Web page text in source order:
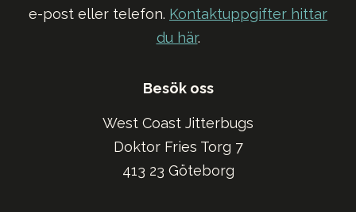
Besök oss
West Coast Jitterbugs
Doktor Fries Torg 7
413 23 Göteborg
e-post eller telefon. Kontaktuppgifter hittar
du här.